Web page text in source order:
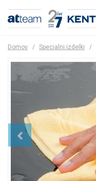
Domov / Specialni izdelki /